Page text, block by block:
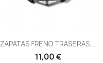
Vista rápida
ZAPATAS FRENO TRASERAS...
11,00 €